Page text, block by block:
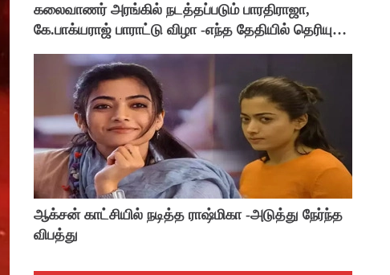
கலைவாணர் அரங்கில் நடத்தப்படும் பாரதிராஜா,
கே.பாக்யராஜ் பாராட்டு விழா -எந்த தேதியில் தெரியுமா
ஆக்சன் காட்சியில் நடித்த ராஷ்மிகா -அடுத்து நேர்ந்த
விபத்து